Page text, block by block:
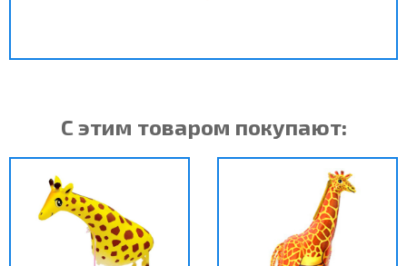
С этим товаром покупают: